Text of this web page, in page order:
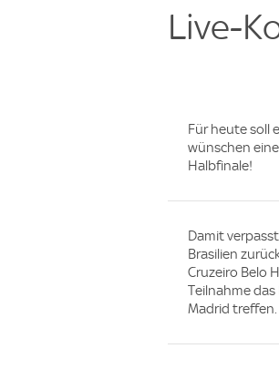
Live-
Für heute soll
wünschen
Halbfinale!
Damit
Brasilien
Cruzeiro Belo
Teilnahme
Madrid treffen.